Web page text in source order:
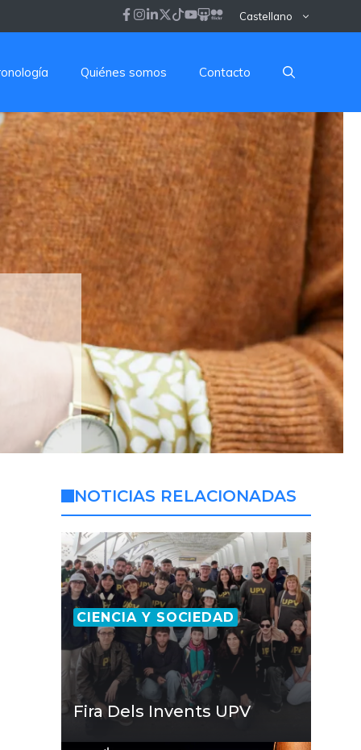
Castellano
Quiénes somos Contacto
NOTICIAS RELACIONADAS
CIENCIA Y SOCIEDAD
Fira Dels Invents UPV